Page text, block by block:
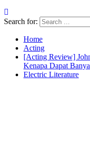
Search for:
Home
Acting
[Acting Review]
Kenapa Dapat
Electric Literature